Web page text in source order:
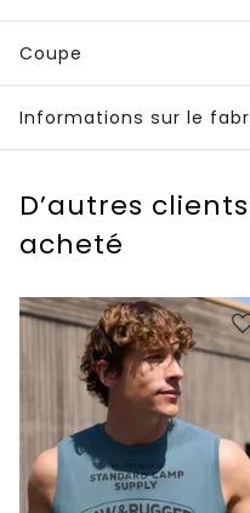
Coupe
Informations sur le
D’autres
acheté